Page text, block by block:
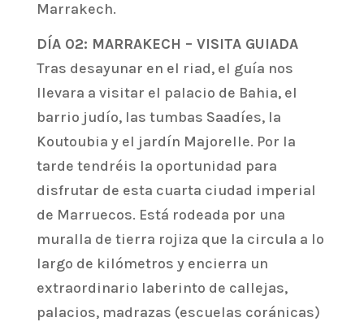
Marrakech.
DÍA 02: MARRAKECH – VISITA GUIADA
Tras desayunar en el riad, el guía nos
llevara a visitar el palacio de Bahia, el
barrio judío, las tumbas Saadíes, la
Koutoubia y el jardín Majorelle. Por la
tarde tendréis la oportunidad para
disfrutar de esta cuarta ciudad imperial
de Marruecos. Está rodeada por una
muralla de tierra rojiza que la circula a lo
largo de kilómetros y encierra un
extraordinario laberinto de callejas,
palacios, madrazas (escuelas coránicas)